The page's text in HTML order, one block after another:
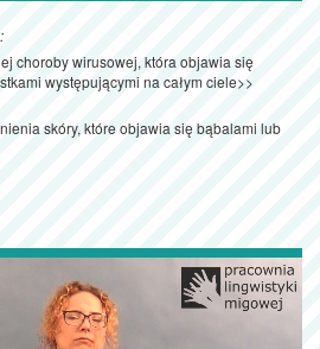
choroby wirusowej, która objawia się
występującymi na całym ciele>>
skóry, które objawia się bąbalami lub